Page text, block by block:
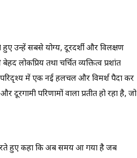
हुए उन्हें सबसे योग्य, दूरदर्शी और विलक्षण
लोकप्रिय तथा चर्चित व्यक्तित्व प्रशांत
में एक नई हलचल और विमर्श पैदा कर
परिणामों वाला प्रतीत हो रहा है, जो
हुए कहा कि अब समय आ गया है जब